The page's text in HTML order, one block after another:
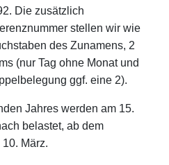
Die zusätzlich
stellen wir wie
des Zunamens, 2
(nur Tag ohne Monat und
ggf. eine 2).
Jahres werden am 15.
belastet, ab dem
März.